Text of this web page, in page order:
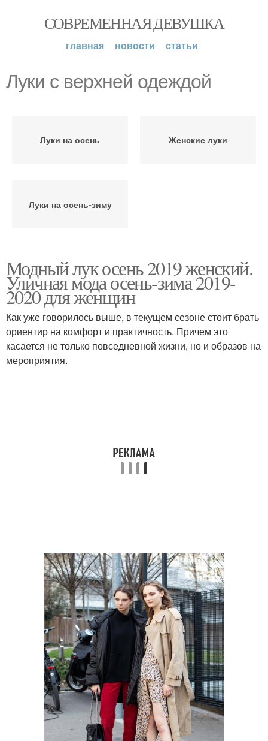
СОВРЕМЕННАЯ ДЕВУШКА
главная новости статьи
Луки с верхней одеждой
Луки на осень Женские луки
Луки на осень-зиму
Модный лук осень 2019 женский.
Уличная мода осень-зима 2019-
2020 для женщин
Как уже говорилось выше, в текущем сезоне стоит брать
ориентир на комфорт и практичность. Причем это
касается не только повседневной жизни, но и образов на
мероприятия.